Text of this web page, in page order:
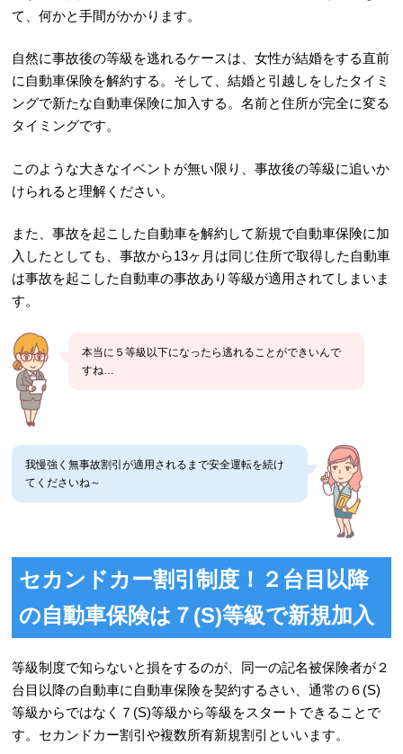
て、何かと手間がかかります。
自然に事故後の等級を逃れるケースは、女性が結婚をする直前
に自動車保険を解約する。そして、結婚と引越しをしたタイミ
ングで新たな自動車保険に加入する。名前と住所が完全に変る
タイミングです。
このような大きなイベントが無い限り、事故後の等級に追いか
けられると理解ください。
また、事故を起こした自動車を解約して新規で自動車保険に加
入したとしても、事故から13ヶ月は同じ住所で取得した自動車
は事故を起こした自動車の事故あり等級が適用されてしまいま
す。
本当に５等級以下になったら逃れることができいんで
すね…
我慢強く無事故割引が適用されるまで安全運転を続け
てくださいね～
セカンドカー割引制度！２台目以降
の自動車保険は７(S)等級で新規加入
等級制度で知らないと損をするのが、同一の記名被保険者が２
台目以降の自動車に自動車保険を契約するさい、通常の６(S)
等級からではなく７(S)等級から等級をスタートできることで
す。セカンドカー割引や複数所有新規割引といいます。